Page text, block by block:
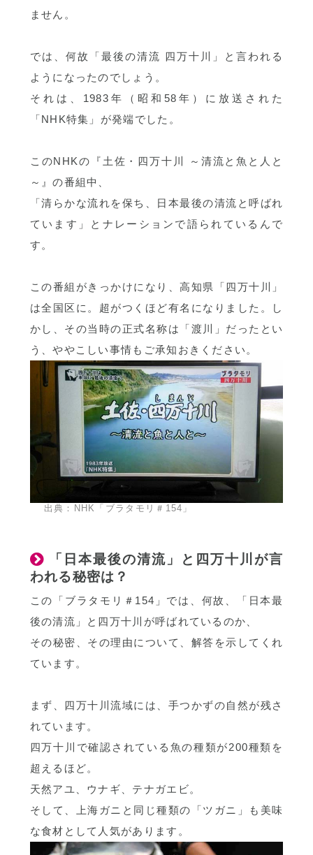
ません。
では、何故「最後の清流 四万十川」と言われる
ようになったのでしょう。
それは、1983年（昭和58年）に放送された
「NHK特集」が発端でした。
このNHKの『土佐・四万十川 ～清流と魚と人と
～』の番組中、
「清らかな流れを保ち、日本最後の清流と呼ばれ
ています」とナレーションで語られているんで
す。
この番組がきっかけになり、高知県「四万十川」
は全国区に。超がつくほど有名になりました。し
かし、その当時の正式名称は「渡川」だったとい
う、ややこしい事情もご承知おきください。
出典：NHK「ブラタモリ＃154」
「日本最後の清流」と四万十川が言
われる秘密は？
この「ブラタモリ＃154」では、何故、「日本最
後の清流」と四万十川が呼ばれているのか、
その秘密、その理由について、解答を示してくれ
ています。
まず、四万十川流域には、手つかずの自然が残さ
れています。
四万十川で確認されている魚の種類が200種類を
超えるほど。
天然アユ、ウナギ、テナガエビ。
そして、上海ガニと同じ種類の「ツガニ」も美味
な食材として人気があります。